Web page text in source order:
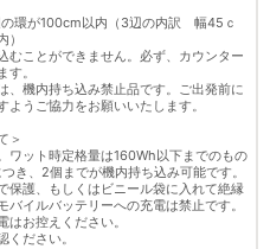
環が100cm以内（3辺の内訳 幅45ｃ
むことができません。必ず、カウンター
。
、機内持ち込み禁止品です。ご出発前に
うご協力をお願いいたします。
＞
ワット時定格量は160Wh以下までのもの
き、2個までが機内持ち込み可能です。
保護、もしくはビニール袋に入れて絶縁
イルバッテリーへの充電は禁止です。
お控えください。
ださい。